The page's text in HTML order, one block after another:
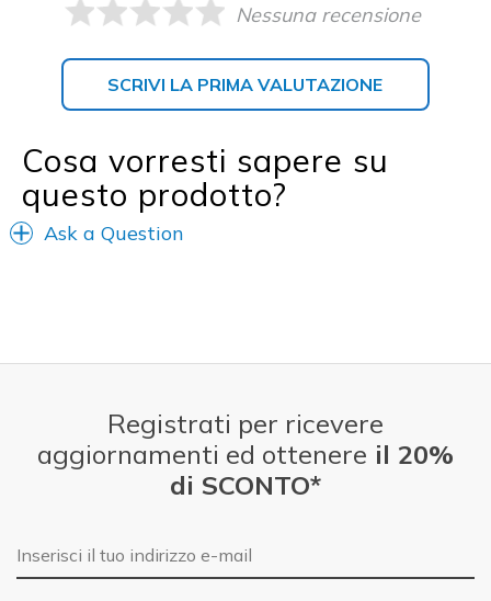
Nessuna recensione
SCRIVI LA PRIMA VALUTAZIONE
Cosa vorresti sapere su
questo prodotto?
Ask a Question
Registrati per ricevere
aggiornamenti ed ottenere il 20%
di SCONTO*
E-mail